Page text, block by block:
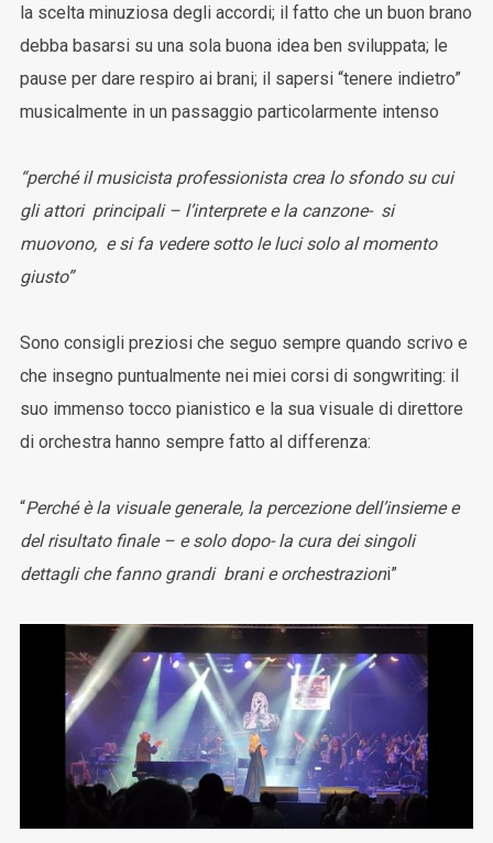
la scelta minuziosa degli accordi; il fatto che un buon brano
debba basarsi su una sola buona idea ben sviluppata; le
pause per dare respiro ai brani; il sapersi “tenere indietro”
musicalmente in un passaggio particolarmente intenso
“perché il musicista professionista crea lo sfondo su cui
gli attori principali – l’interprete e la canzone- si
muovono, e si fa vedere sotto le luci solo al momento
giusto”
Sono consigli preziosi che seguo sempre quando scrivo e
che insegno puntualmente nei miei corsi di songwriting: il
suo immenso tocco pianistico e la sua visuale di direttore
di orchestra hanno sempre fatto al differenza:
“Perché è la visuale generale, la percezione dell’insieme e
del risultato finale – e solo dopo- la cura dei singoli
dettagli che fanno grandi brani e orchestrazioni”